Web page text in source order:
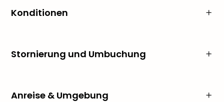
Konditionen
Stornierung und Umbuchung
Anreise & Umgebung